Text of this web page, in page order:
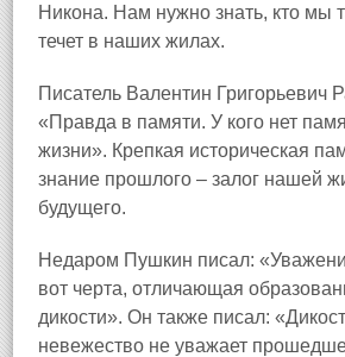
Никона. Нам нужно знать, кто мы
течет в наших жилах.
Писатель Валентин Григорьевич
«Правда в памяти. У кого нет
жизни». Крепкая историческая
знание прошлого – залог нашей
будущего.
Недаром Пушкин писал:
вот черта, отличающая
дикости». Он также писал:
невежество не уважает